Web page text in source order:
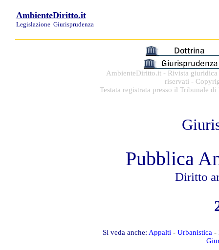
AmbienteDiritto.it
Legislazione Giurisprudenza
AmbienteDiritto.it - Rivista
riservati -
Testata registrata presso il Tribunale
Pubblica
Diritto
Si veda anche: Appalti - Urbanistica -